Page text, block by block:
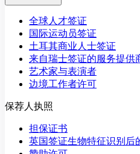
全球人才签证
国际运动员签证
土耳其商业人士签证
来自瑞士签证的服务提供
艺术家与表演者
边境工作者许可
保荐人执照
担保证书
英国签证生物特征识别后